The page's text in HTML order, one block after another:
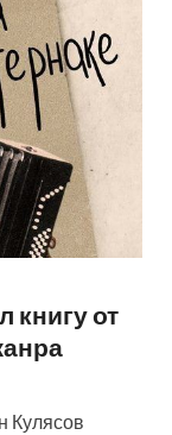
книгу от
Кулясов